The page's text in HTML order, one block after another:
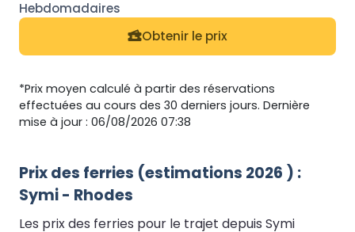
Obtenir le prix
*Prix moyen calculé à partir des réservations
effectuées au cours des 30 derniers jours. Dernière
mise à jour : 06/08/2026 07:38
Prix des ferries (estimations 2026 ) :
Symi - Rhodes
Les prix des ferries pour le trajet depuis Symi